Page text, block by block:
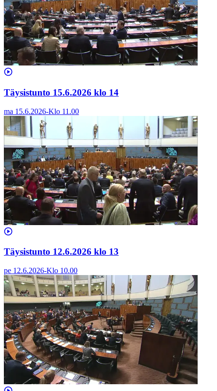
Täysistunto 15.6.2026 klo 14
ma 15.6.2026-Klo 11.00
Täysistunto 12.6.2026 klo 13
pe 12.6.2026-Klo 10.00